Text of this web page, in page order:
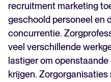
recruitment marketing
geschoold personeel en
concurrentie.
veel verschillende
lastiger om
krijgen.